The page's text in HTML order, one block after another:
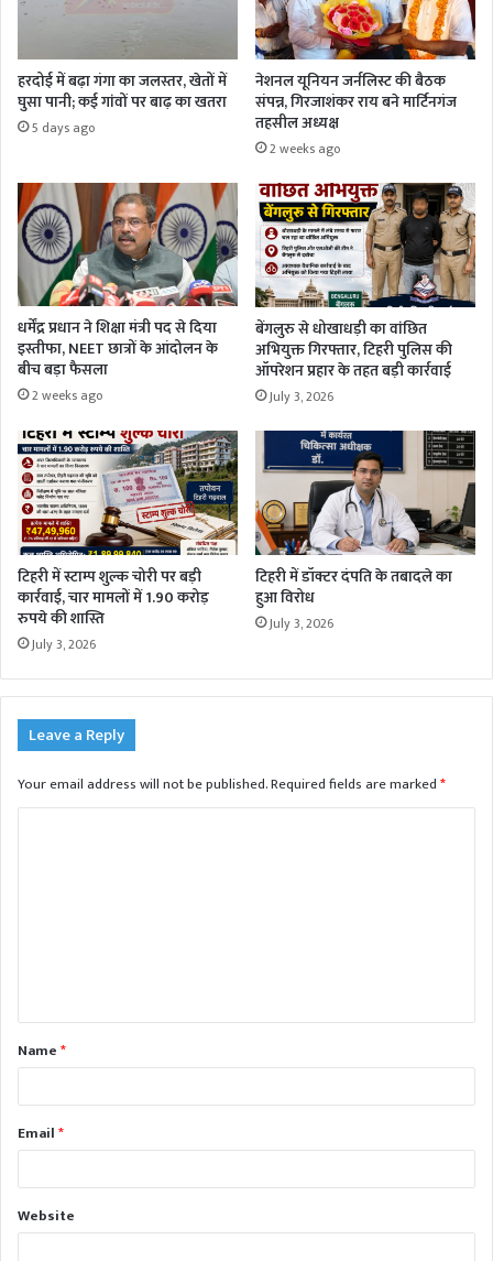
हरदोई में बढ़ा गंगा का जलस्तर, खेतों में
घुसा पानी; कई गांवों पर बाढ़ का खतरा
5 days ago
नेशनल यूनियन जर्नलिस्ट की बैठक
संपन्न, गिरजाशंकर राय बने मार्टिनगंज
तहसील अध्यक्ष
2 weeks ago
धर्मेंद्र प्रधान ने शिक्षा मंत्री पद से दिया
इस्तीफा, NEET छात्रों के आंदोलन के
बीच बड़ा फैसला
2 weeks ago
बेंगलुरु से धोखाधड़ी का वांछित
अभियुक्त गिरफ्तार, टिहरी पुलिस की
ऑपरेशन प्रहार के तहत बड़ी कार्रवाई
July 3, 2026
टिहरी में स्टाम्प शुल्क चोरी पर बड़ी
कार्रवाई, चार मामलों में 1.90 करोड़
रुपये की शास्ति
July 3, 2026
टिहरी में डॉक्टर दंपति के तबादले का
हुआ विरोध
July 3, 2026
Leave a Reply
Your email address will not be published.Required fields are marked*
t
*Name*
Email*
Website